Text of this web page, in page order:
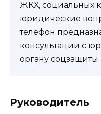
ЖКХ, социальных
юридические
телефон
консультации с
органу соцзащиты.
Руководитель